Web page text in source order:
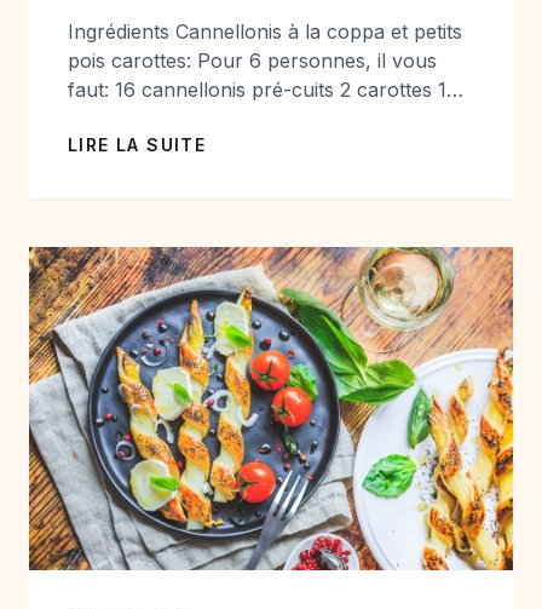
Ingrédients Cannellonis à la coppa et petits
pois carottes: Pour 6 personnes, il vous
faut: 16 cannellonis pré-cuits 2 carottes 1
frais 6 tranches de coppa 5 cuillères à
LIRE LA SUITE